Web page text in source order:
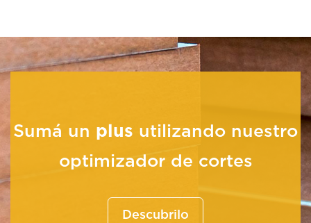
Carleta y Anclaje
Sumá un plus utilizando nuestro
optimizador de cortes
Descubrilo